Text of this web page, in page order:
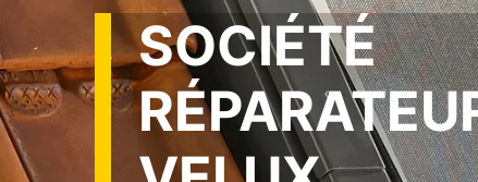
SOCIÉTÉ